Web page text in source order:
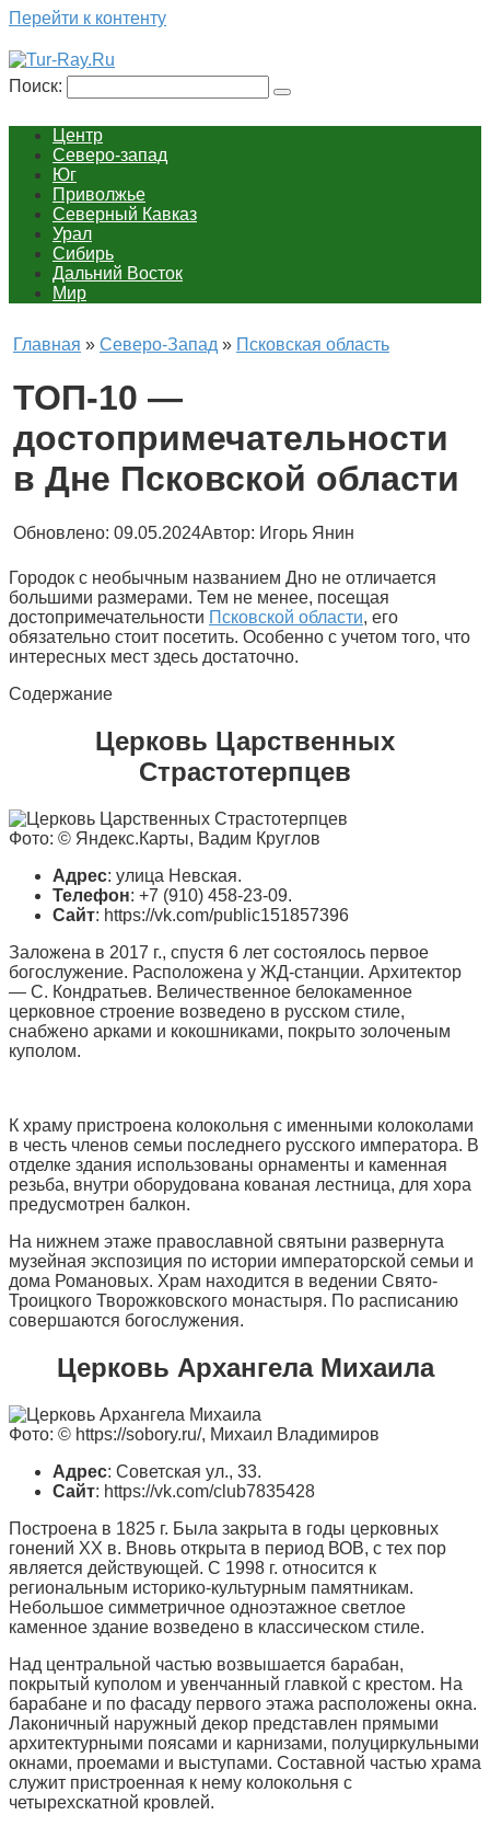
Перейти к контенту
Поиск:
Центр
Северо-запад
Юг
Приволжье
Северный Кавказ
Урал
Сибирь
Дальний Восток
Мир
Главная » Северо-Запад » Псковская область
ТОП-10 —
достопримечательности
в Дне Псковской области
Обновлено: 09.05.2024Автор: Игорь Янин
Городок с необычным названием Дно не отличается
большими размерами. Тем не менее, посещая
достопримечательности Псковской области, его
обязательно стоит посетить. Особенно с учетом того, что
интересных мест здесь достаточно.
Содержание
Церковь Царственных
Страстотерпцев
Фото: © Яндекс.Карты, Вадим Круглов
Адрес: улица Невская.
Телефон: +7 (910) 458-23-09.
Сайт: https://vk.com/public151857396
Заложена в 2017 г., спустя 6 лет состоялось первое
богослужение. Расположена у ЖД-станции. Архитектор
— С. Кондратьев. Величественное белокаменное
церковное строение возведено в русском стиле,
снабжено арками и кокошниками, покрыто золоченым
куполом.
К храму пристроена колокольня с именными колоколами
в честь членов семьи последнего русского императора. В
отделке здания использованы орнаменты и каменная
резьба, внутри оборудована кованая лестница, для хора
предусмотрен балкон.
На нижнем этаже православной святыни развернута
музейная экспозиция по истории императорской семьи и
дома Романовых. Храм находится в ведении Свято-
Троицкого Творожковского монастыря. По расписанию
совершаются богослужения.
Церковь Архангела Михаила
Фото: © https://sobory.ru/, Михаил Владимиров
Адрес: Советская ул., 33.
Сайт: https://vk.com/club7835428
Построена в 1825 г. Была закрыта в годы церковных
гонений XX в. Вновь открыта в период ВОВ, с тех пор
является действующей. С 1998 г. относится к
региональным историко-культурным памятникам.
Небольшое симметричное одноэтажное светлое
каменное здание возведено в классическом стиле.
Над центральной частью возвышается барабан,
покрытый куполом и увенчанный главкой с крестом. На
барабане и по фасаду первого этажа расположены окна.
Лаконичный наружный декор представлен прямыми
архитектурными поясами и карнизами, полуциркульными
окнами, проемами и выступами. Составной частью храма
служит пристроенная к нему колокольня с
четырехскатной кровлей.